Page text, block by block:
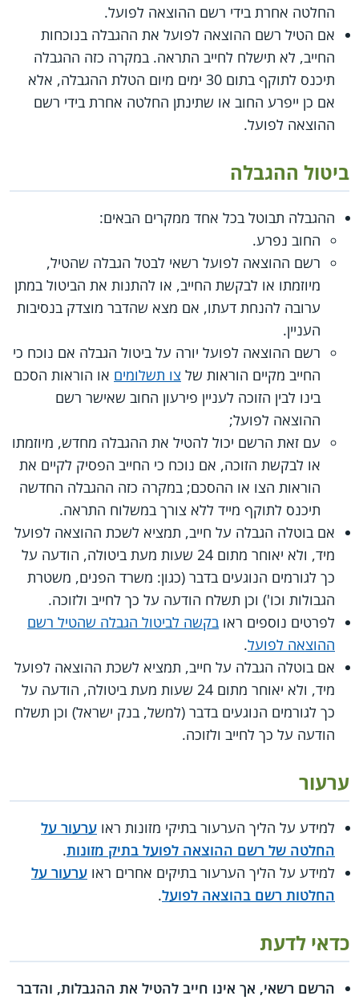
החלטה אחרת בידי רשם ההוצאה לפועל.
אם הטיל רשם ההוצאה לפועל את ההגבלה בנוכחות
החייב, לא תישלח לחייב התראה. במקרה כזה ההגבלה
תיכנס לתוקף בתום 30 ימים מיום הטלת ההגבלה, אלא
אם כן ייפרע החוב או שתינתן החלטה אחרת בידי רשם
ההוצאה לפועל.
ביטול ההגבלה
ההגבלה תבוטל בכל אחד ממקרים הבאים:
החוב נפרע.
רשם ההוצאה לפועל רשאי לבטל הגבלה שהטיל,
מיוזמתו או לבקשת החייב, או להתנות את הביטול במתן
ערובה להנחת דעתו, אם מצא שהדבר מוצדק בנסיבות
העניין.
רשם ההוצאה לפועל יורה על ביטול הגבלה אם נוכח כי
החייב מקיים הוראות של צו תשלומים או הוראות הסכם
בינו לבין הזוכה לעניין פירעון החוב שאישר רשם
ההוצאה לפועל;
עם זאת הרשם יכול להטיל את ההגבלה מחדש, מיוזמתו
או לבקשת הזוכה, אם נוכח כי החייב הפסיק לקיים את
הוראות הצו או ההסכם; במקרה כזה ההגבלה החדשה
תיכנס לתוקף מייד ללא צורך במשלוח התראה.
אם בוטלה הגבלה על חייב, תמציא לשכת ההוצאה לפועל
מיד, ולא יאוחר מתום 24 שעות מעת ביטולה, הודעה על
כך לגורמים הנוגעים בדבר (כגון: משרד הפנים, משטרת
הגבולות וכו') וכן תשלח הודעה על כך לחייב ולזוכה.
לפרטים נוספים ראו בקשה לביטול הגבלה שהטיל רשם
ההוצאה לפועל.
אם בוטלה הגבלה על חייב, תמציא לשכת ההוצאה לפועל
מיד, ולא יאוחר מתום 24 שעות מעת ביטולה, הודעה על
כך לגורמים הנוגעים בדבר (למשל, בנק ישראל) וכן תשלח
הודעה על כך לחייב ולזוכה.
ערעור
למידע על הליך הערעור בתיקי מזונות ראו ערעור על
החלטה של רשם ההוצאה לפועל בתיק מזונות.
למידע על הליך הערעור בתיקים אחרים ראו ערעור על
החלטות רשם בהוצאה לפועל.
כדאי לדעת
הרשם רשאי, אך אינו חייב להטיל את ההגבלות, והדבר